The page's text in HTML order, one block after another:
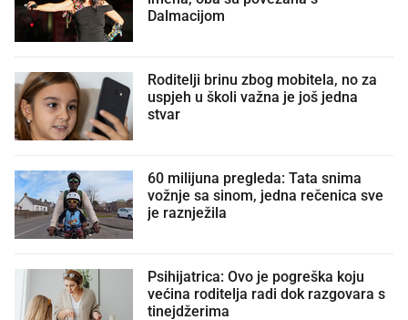
Dalmacijom
Roditelji brinu zbog mobitela, no za
uspjeh u školi važna je još jedna
stvar
60 milijuna pregleda: Tata snima
vožnje sa sinom, jedna rečenica sve
je raznježila
Psihijatrica: Ovo je pogreška koju
većina roditelja radi dok razgovara s
tinejdžerima